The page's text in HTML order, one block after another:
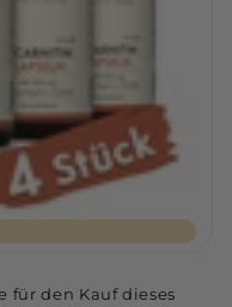
für den Kauf dieses